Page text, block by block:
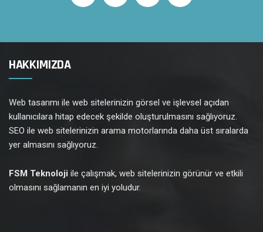
HAKKIMIZDA
Web tasarımı ile web sitelerinizin görsel ve işlevsel açıdan
kullanıcılara hitap edecek şekilde oluşturulmasını sağlıyoruz.
SEO ile web sitelerinizin arama motorlarında daha üst sıralarda
yer almasını sağlıyoruz.
FSM Teknoloji ile çalışmak, web sitelerinizin görünür ve etkili
olmasını sağlamanın en iyi yoludur.